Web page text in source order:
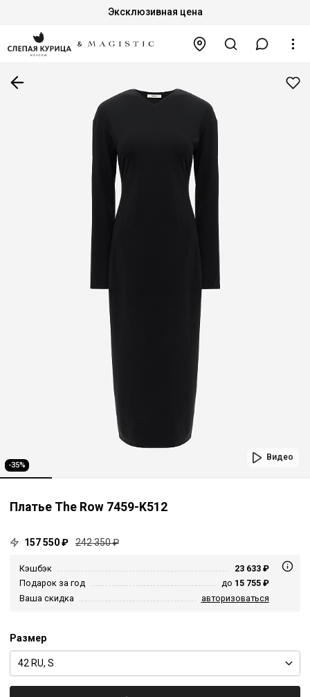
Эксклюзивная цена
-35%
Видео
Платье The Row 7459-K512
157 550 ₽ 242 350 ₽
Кэшбэк
23 633 ₽
Подарок за год
до 15 755 ₽
Ваша скидка
авторизоваться
Размер
42 RU, S